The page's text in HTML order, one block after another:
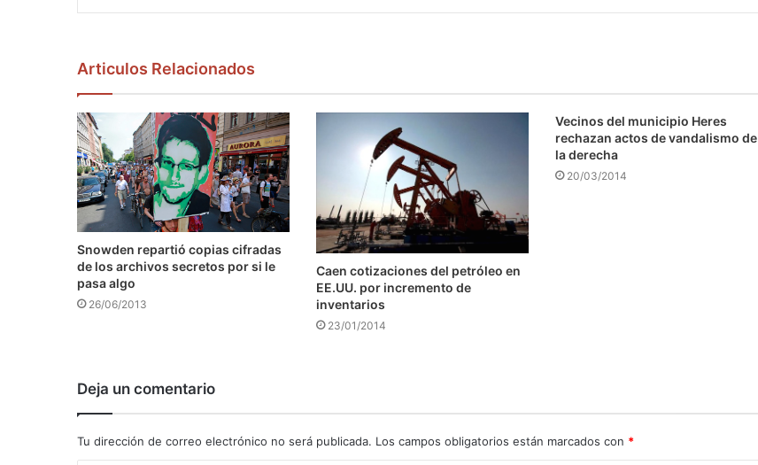
Articulos Relacionados
Snowden repartió copias cifradas
de los archivos secretos por si le
pasa algo
26/06/2013
Caen cotizaciones del petróleo en
EE.UU. por incremento de
inventarios
23/01/2014
Vecinos del municipio Heres
rechazan actos de vandalismo de
la derecha
20/03/2014
Deja un comentario
Tu dirección de correo electrónico no será publicada. Los campos obligatorios están marcados con *